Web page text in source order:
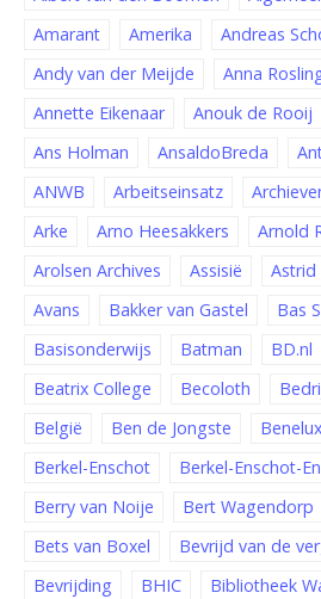
Amarant
Amerika
Andreas
Andy van der Meijde
Anna
Annette Eikenaar
Anouk de Rooij
Ans Holman
AnsaldoBreda
ANWB
Arbeitseinsatz
Arke
Arno Heesakkers
Arnold
Arolsen Archives
Assisië Astrid
Avans
Bakker van Gastel Bas
Basisonderwijs
Batman BD.nl
Beatrix College
Becoloth
België
Ben de Jongste Benelux
Berkel-Enschot
Berkel-Enschot-
Berry van Noije
Bert Wagendorp
Bets van Boxel
Bevrijd van de
Bevrijding
BHIC
Bibliotheek